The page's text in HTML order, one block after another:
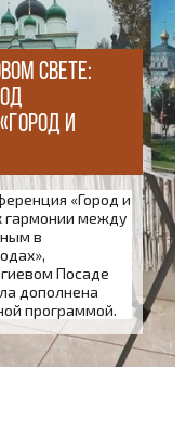
свете:
и
«Город и
гармонии между
в
Посаде
дополнена
программой.